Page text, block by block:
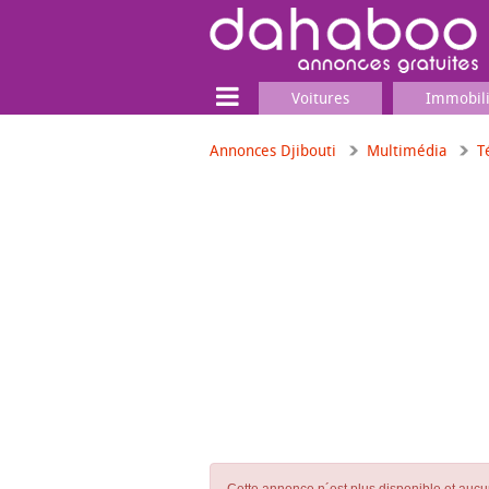
Voitures
Annonces Djibouti Multimédia